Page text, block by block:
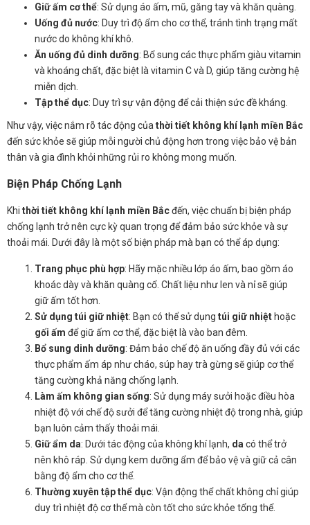
Giữ ấm cơ thể: Sử dụng áo ấm, mũ, găng tay và khăn quàng.
Uống đủ nước: Duy trì độ ẩm cho cơ thể, tránh tình trạng mất
nước do không khí khô.
Ăn uống đủ dinh dưỡng: Bổ sung các thực phẩm giàu vitamin
và khoáng chất, đặc biệt là vitamin C và D, giúp tăng cường hệ
miễn dịch.
Tập thể dục: Duy trì sự vận động để cải thiện sức đề kháng.
Như vậy, việc nắm rõ tác động của thời tiết không khí lạnh miền Bắc
đến sức khỏe sẽ giúp mỗi người chủ động hơn trong việc bảo vệ bản
thân và gia đình khỏi những rủi ro không mong muốn.
Biện Pháp Chống Lạnh
Khi thời tiết không khí lạnh miền Bắcđến, việc chuẩn bị biện pháp
chống lạnh trở nên cực kỳ quan trọng để đảm bảo sức khỏe và sự
thoải mái. Dưới đây là một số biện pháp mà bạn có thể áp dụng:
Trang phục phù hợp: Hãy mặc nhiều lớp áo ấm, bao gồm áo
khoác dày và khăn quàng cổ. Chất liệu như len và nỉ sẽ giúp
giữ ấm tốt hơn.
Sử dụng túi giữ nhiệt: Bạn có thể sử dụng túi giữ nhiệt hoặc
gối ấm để giữ ấm cơ thể, đặc biệt là vào ban đêm.
Bổ sung dinh dưỡng: Đảm bảo chế độ ăn uống đầy đủ với các
thực phẩm ấm áp như cháo, súp hay trà gừng sẽ giúp cơ thể
tăng cường khả năng chống lạnh.
Làm ấm không gian sống: Sử dụng máy sưởi hoặc điều hòa
nhiệt độ với chế độ sưởi để tăng cường nhiệt độ trong nhà, giúp
bạn luôn cảm thấy thoải mái.
Giữ ẩm da: Dưới tác động của không khí lạnh, da có thể trở
nên khô ráp. Sử dụng kem dưỡng ẩm để bảo vệ và giữ cả cân
bằng độ ẩm cho cơ thể.
Thường xuyên tập thể dục: Vận động thể chất không chỉ giúp
duy trì nhiệt độ cơ thể mà còn tốt cho sức khỏe tổng thể.